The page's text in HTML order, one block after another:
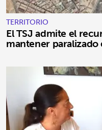
TERRITORIO
El TSJ admite el
mantener paralizado